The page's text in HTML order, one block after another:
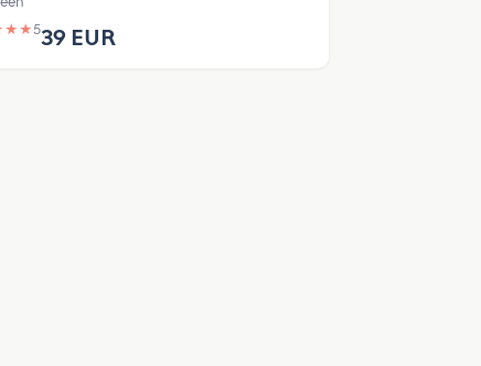
★ ★539 EUR